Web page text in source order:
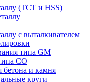
(TCT и HSS)
c выталкивателем
типа GM
СО
и камня
круги